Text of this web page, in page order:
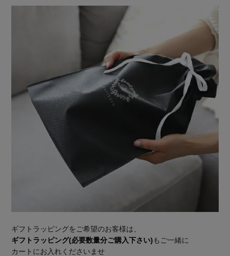
ギフトラッピングをご希望のお客様は、
ギフトラッピング(必要数量分ご購入下さい)もご一緒に
カートにお入れくださいませ